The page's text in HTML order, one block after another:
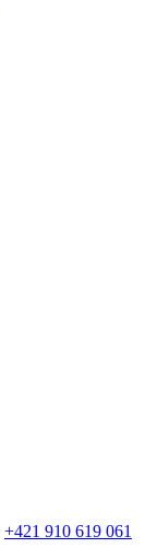
+421 910 619 061